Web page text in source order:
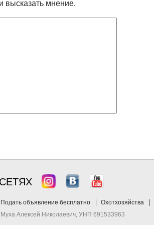
высказать мнение.
Подать объявление бесплатно Охотхозяйства
Алексей Николаевич, УНП 691533963